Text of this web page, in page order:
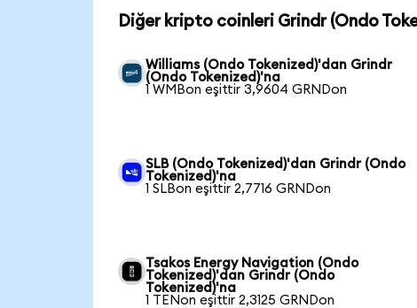
Diğer kripto coinleri Grindr (Ondo
Williams (Ondo Tokenized)'dan Grindr
(Ondo Tokenized)'na
1 WMBon eşittir 3,9604 GRNDon
SLB (Ondo Tokenized)'dan Grindr (Ondo
Tokenized)'na
1 SLBon eşittir 2,7716 GRNDon
Tsakos Energy Navigation (Ondo
Tokenized)'dan Grindr (Ondo
Tokenized)'na
1 TENon eşittir 2,3125 GRNDon